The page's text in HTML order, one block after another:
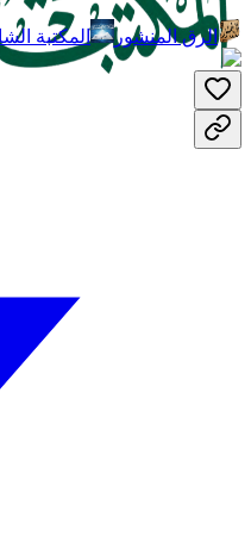
الرق المنشور المكتبة